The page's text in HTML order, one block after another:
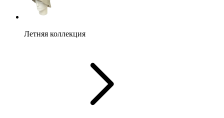
Летняя коллекция